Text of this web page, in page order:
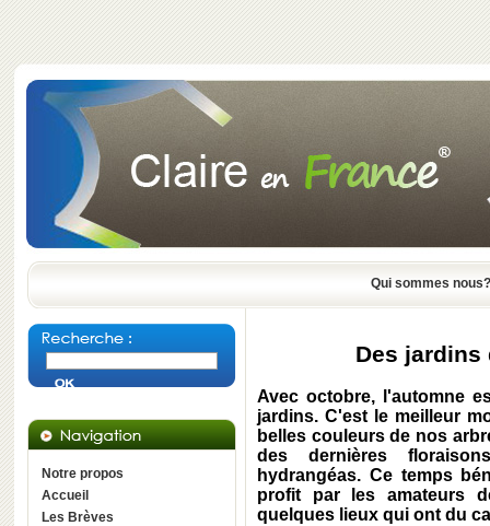
Qui sommes nous?
Notre propos
Accueil
Les Brèves
Des jardins
Avec octobre, l'automne
jardins. C'est le meilleur
belles couleurs de nos
des dernières
hydrangéas. Ce temps
profit par les amateurs
quelques lieux qui ont du